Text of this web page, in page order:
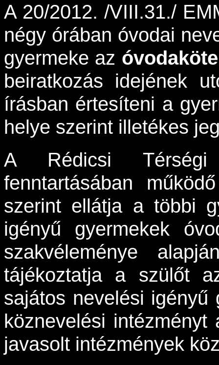
A 20/2012. /VIII.31./
négy órában óvodai
gyermeke az
beiratkozás idejének
írásban értesíteni a
helye szerint illetékes
A Rédicsi Térségi
fenntartásában
szerint ellátja a többi
igényű gyermekek
szakvéleménye
tájékoztatja a szülőt
sajátos nevelési
köznevelési
javasolt intézmények